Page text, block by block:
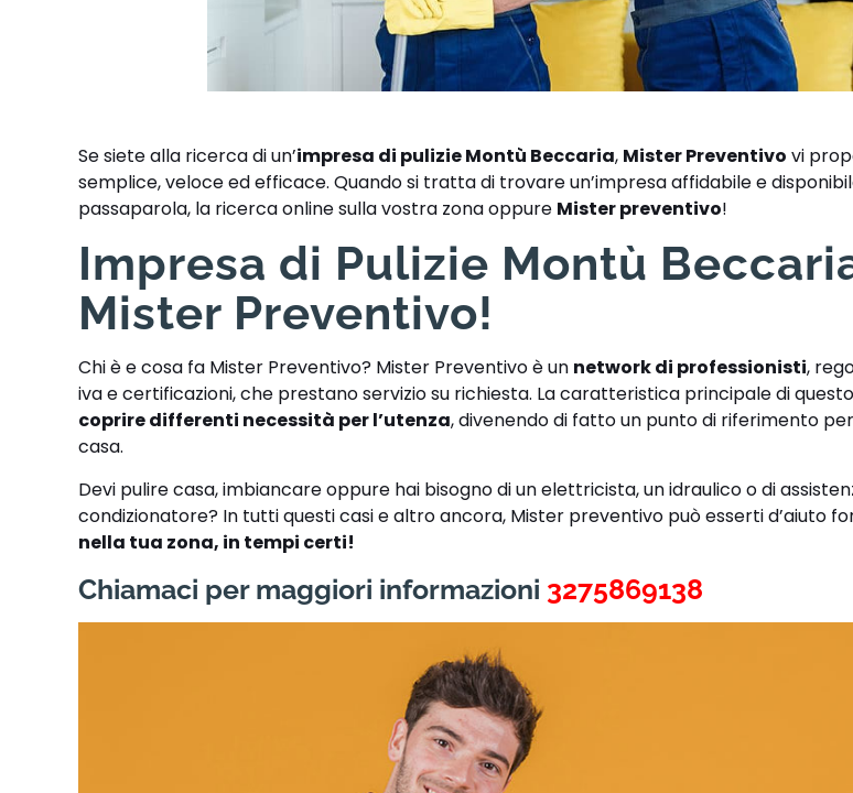
Se siete alla ricerca di un’impresa di pulizie Montù Beccaria, Mister Preventivo vi
semplice, veloce ed efficace. Quando si tratta di trovare un’impresa affidabile e
passaparola, la ricerca online sulla vostra zona oppure Mister preventivo!
Impresa di Pulizie Montù
Mister Preventivo!
Chi è e cosa fa Mister Preventivo? Mister Preventivo è un network di professionisti,
iva e certificazioni, che prestano servizio su richiesta. La caratteristica principale di
coprire differenti necessità per l’utenza, divenendo di fatto un punto di riferimento
casa.
Devi pulire casa, imbiancare oppure hai bisogno di un elettricista, un idraulico o di
condizionatore? In tutti questi casi e altro ancora, Mister preventivo può esserti d’aiuto
nella tua zona, in tempi certi!
Chiamaci per maggiori informazioni 3275869138